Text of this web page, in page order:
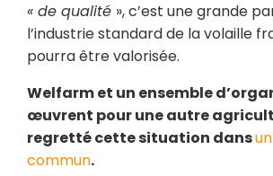
« de qualité », c’est une grande
l’industrie standard de la volaille
pourra être valorisée.
Welfarm et un ensemble
œuvrent pour une autre
regretté cette situation dans
commun.